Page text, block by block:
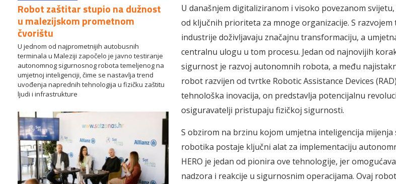
Robot zaštitar stupio na dužnost
u malezijskom prometnom
čvorištu
U jednom od najprometnijih autobusnih
terminala u Maleziji započelo je javno testiranje
autonomnog sigurnosnog robota temeljenog na
umjetnoj inteligenciji, čime se nastavlja trend
uvođenja naprednih tehnologija u fizičku zaštitu
ljudi i infrastrukture
U današnjem digitaliziranom i visoko povezanom
od ključnih prioriteta za mnoge organizacije. S
industrije doživljavaju značajnu transformaciju, a
centralnu ulogu u tom procesu. Jedan od najnovijih
sigurnost je razvoj autonomnih robota, a među
robot razvijen od tvrtke Robotic Assistance Devices
tehnološka inovacija, on predstavlja potencijalnu
osiguravatelji pristupaju fizičkoj sigurnosti.
S obzirom na brzinu kojom umjetna inteligencija
robotika postaje ključni alat za implementaciju
HERO je jedan od pionira ove tehnologije, jer
nadzora i reakcije u sigurnosnim operacijama. Ovaj